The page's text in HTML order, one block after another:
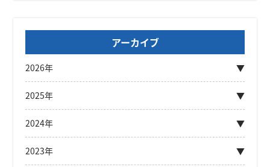
アーカイブ
2026年
2025年
2024年
2023年